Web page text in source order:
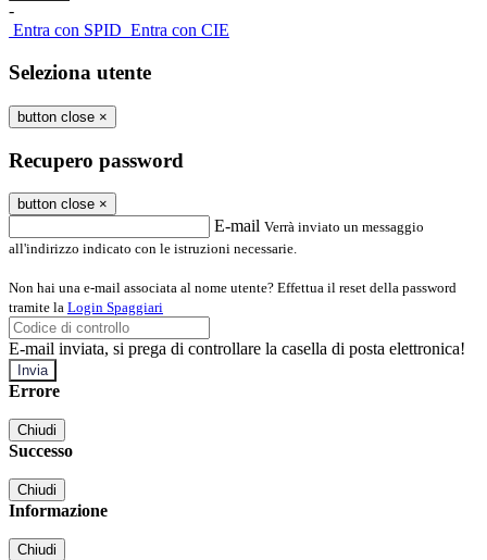
-
Entra con SPID Entra con CIE
Seleziona utente
button close ×
Recupero password
button close ×
E-mail Verrà inviato un messaggio
all'indirizzo indicato con le istruzioni necessarie.
Non hai una e-mail associata al nome utente? Effettua il reset della password
tramite la Login Spaggiari
E-mail inviata, si prega di controllare la casella di posta elettronica!
Errore
Chiudi
Successo
Chiudi
Informazione
Chiudi